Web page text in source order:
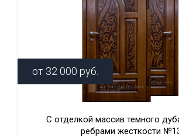
от 32 000 руб.
С отделкой массив темного
ребрами жесткости